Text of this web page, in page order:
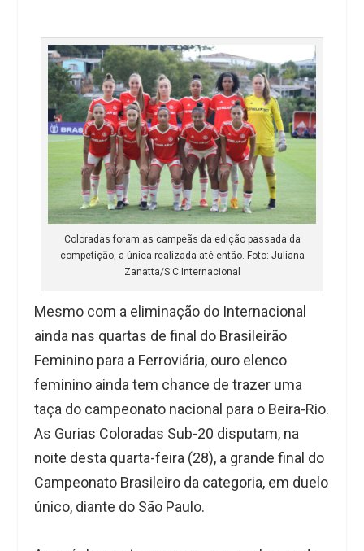
Coloradas foram as campeãs da edição passada da
competição, a única realizada até então. Foto: Juliana
Zanatta/S.C.Internacional
Mesmo com a eliminação do Internacional
ainda nas quartas de final do Brasileirão
Feminino para a Ferroviária, ouro elenco
feminino ainda tem chance de trazer uma
taça do campeonato nacional para o Beira-Rio.
As Gurias Coloradas Sub-20 disputam, na
noite desta quarta-feira (28), a grande final do
Campeonato Brasileiro da categoria, em duelo
único, diante do São Paulo.